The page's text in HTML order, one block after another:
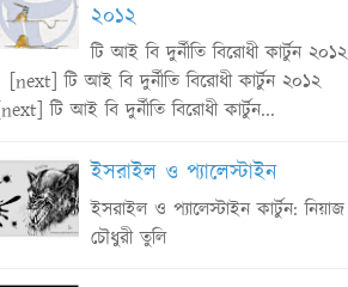
২০১২
টি আই বি দুর্নীতি বিরোধী কার্টুন ২০১২
[next] টি আই বি দুর্নীতি বিরোধী কার্টুন ২০১২
টি আই বি দুর্নীতি বিরোধী কার্টুন...
ইসরাইল ও প্যালেস্টাইন
ইসরাইল ও প্যালেস্টাইন কার্টুন: নিয়াজ
চৌধুরী তুলি